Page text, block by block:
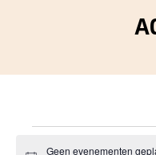
Geen evenementen